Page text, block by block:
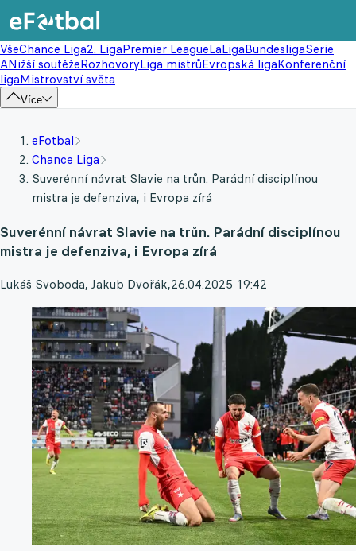
VšeChance Liga2. LigaPremier LeagueLaLigaBundesligaSerie
ANižší soutěžeRozhovoryLiga mistrůEvropská ligaKonferenční
ligaMistrovství světa
Více
eFotbal
Chance Liga
Suverénní návrat Slavie na trůn. Parádní disciplínou
mistra je defenziva, i Evropa zírá
Suverénní návrat Slavie na trůn. Parádní disciplínou
mistra je defenziva, i Evropa zírá
Lukáš Svoboda, Jakub Dvořák,26.04.2025 19:42